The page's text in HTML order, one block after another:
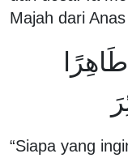
Majah dari
“Siapa yang